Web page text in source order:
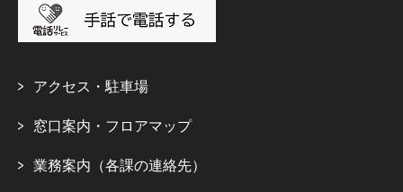
アクセス・駐車場
窓口案内・フロアマップ
業務案内（各課の連絡先）